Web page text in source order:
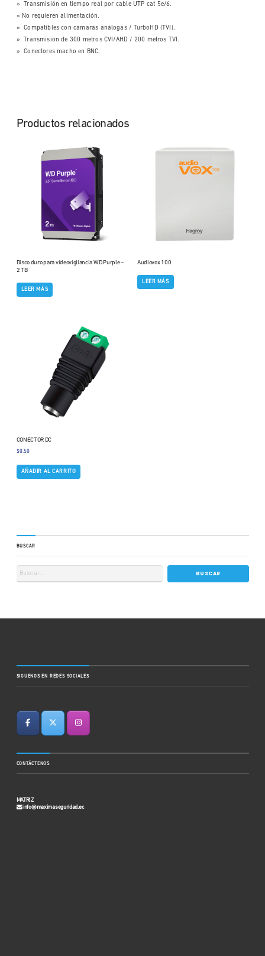
» Transmisión en tiempo real por cable UTP cat 5e/6.
» No requieren alimentación.
» Compatibles con cámaras análogas / TurboHD (TVI).
» Transmisión de 300 metros CVI/AHD / 200 metros TVI.
» Conectores macho en BNC.
Productos relacionados
Disco duro para videovigilancia WD Purple –
2 TB
LEER MÁS
Audiovox 100
LEER MÁS
CONECTOR DC
$0.50
AÑADIR AL CARRITO
BUSCAR
SIGUENOS EN REDES SOCIALES
CONTÁCTENOS
MATRIZ
info@maximaseguridad.ec